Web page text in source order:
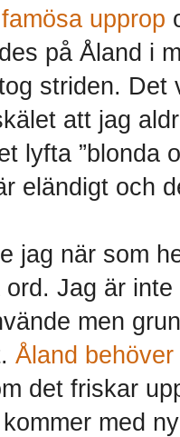
famösa upprop
på Åland i
striden. Det
att jag
lyfta ”blonda
eländigt och
jag när som
ord. Jag är
men
Åland
det friskar
med